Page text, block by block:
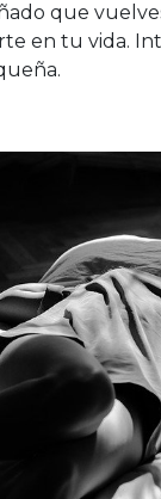
que
en tu vida.